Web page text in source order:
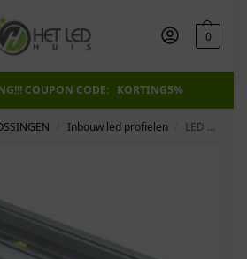
0
COUPON CODE: KORTING5%
Inbouw led profielen LED PROFIEL Led Line Alu 7 mm inbouw